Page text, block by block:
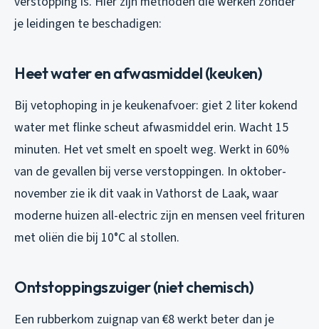
je leidingen te beschadigen:
Heet water en afwasmiddel (keuken)
Bij vetophoping in je keukenafvoer: giet 2 liter kokend
water met flinke scheut afwasmiddel erin. Wacht 15
minuten. Het vet smelt en spoelt weg. Werkt in 60%
van de gevallen bij verse verstoppingen. In oktober-
november zie ik dit vaak in Vathorst de Laak, waar
moderne huizen all-electric zijn en mensen veel frituren
met oliën die bij 10°C al stollen.
Ontstoppingszuiger (niet chemisch)
Een rubberkom zuignap van €8 werkt beter dan je